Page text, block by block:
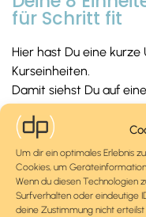
Um dir ein optimales Erlebnis
Cookies, um
Wenn du diesen Technologien
Surfverhalten oder eindeutige
deine Zustimmung nicht
für Schritt fit
Hier hast Du eine
Kurseinheiten.
Damit siehst Du auf
Kurs passiert und
Einheit 1
Einfach anfangen